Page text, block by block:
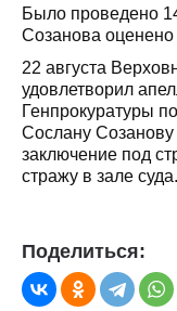
Было проведено
Созанова
22 августа
удовлетворил
Генпрокуратуры
Сослану
заключение под
стражу в зале суда.
Поделиться: